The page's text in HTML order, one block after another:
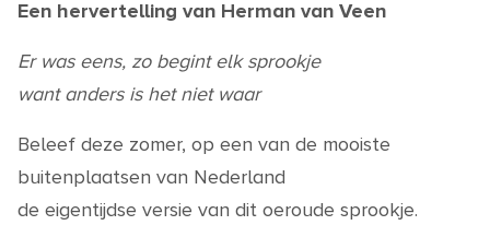
Een hervertelling van Herman van Veen
Er was eens, zo begint elk sprookje
want anders is het niet waar
Beleef deze zomer, op een van de mooiste
buitenplaatsen van Nederland
de eigentijdse versie van dit oeroude sprookje.